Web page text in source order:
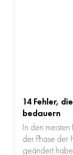
14 Fehler,
bedauern
In den
der Phase
geändert